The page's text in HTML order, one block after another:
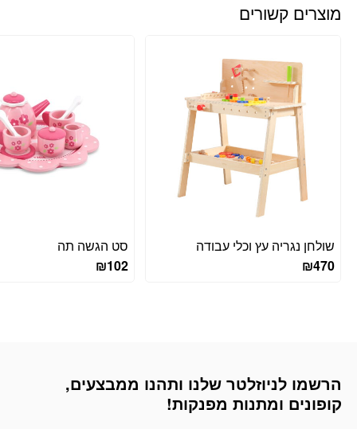
מוצרים קשורים
שולחן נגריה עץ וכלי עבודה
₪470
סט הגשה תה
₪102
הרשמו לניוזלטר שלנו ותהנו ממבצעים,
קופונים ומתנות מפנקות!
דוא׳׳ל